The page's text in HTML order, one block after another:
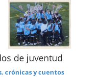
de juventud
crónicas y cuentos